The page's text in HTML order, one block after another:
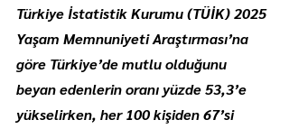
Türkiye İstatistik Kurumu (TÜİK) 2025
Yaşam Memnuniyeti Araştırması’na
göre Türkiye’de mutlu olduğunu
beyan edenlerin oranı yüzde 53,3’e
yükselirken, her 100 kişiden 67’si